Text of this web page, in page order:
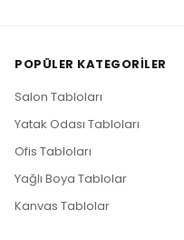
POPÜLER KATEGORILER
Salon Tabloları
Yatak Odası Tabloları
Ofis Tabloları
Yağlı Boya Tablolar
Kanvas Tablolar